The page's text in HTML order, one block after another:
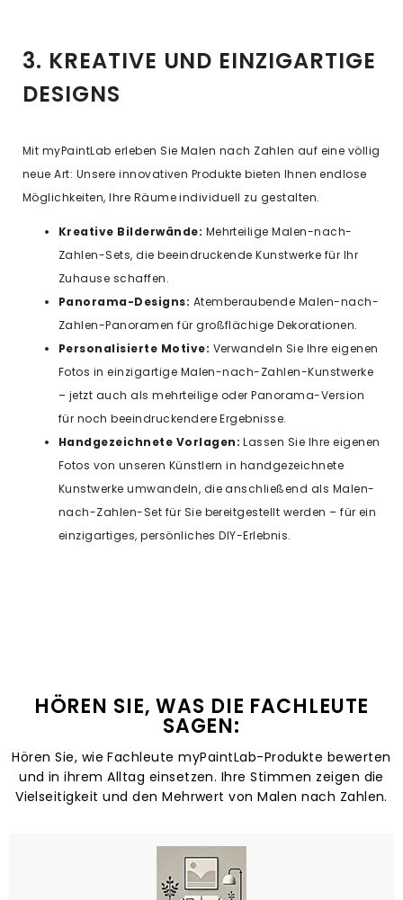
3. KREATIVE UND EINZIGARTIGE
DESIGNS
Mit myPaintLab erleben Sie Malen nach Zahlen auf eine völlig
neue Art: Unsere innovativen Produkte bieten Ihnen endlose
Möglichkeiten, Ihre Räume individuell zu gestalten.
Kreative Bilderwände: Mehrteilige Malen-nach-
Zahlen-Sets, die beeindruckende Kunstwerke für Ihr
Zuhause schaffen.
Panorama-Designs: Atemberaubende Malen-nach-
Zahlen-Panoramen für großflächige Dekorationen.
Personalisierte Motive: Verwandeln Sie Ihre eigenen
Fotos in einzigartige Malen-nach-Zahlen-Kunstwerke
– jetzt auch als mehrteilige oder Panorama-Version
für noch beeindruckendere Ergebnisse.
Handgezeichnete Vorlagen: Lassen Sie Ihre eigenen
Fotos von unseren Künstlern in handgezeichnete
Kunstwerke umwandeln, die anschließend als Malen-
nach-Zahlen-Set für Sie bereitgestellt werden – für ein
einzigartiges, persönliches DIY-Erlebnis.
HÖREN SIE, WAS DIE FACHLEUTE
SAGEN:
Hören Sie, wie Fachleute myPaintLab-Produkte bewerten
und in ihrem Alltag einsetzen. Ihre Stimmen zeigen die
Vielseitigkeit und den Mehrwert von Malen nach Zahlen.